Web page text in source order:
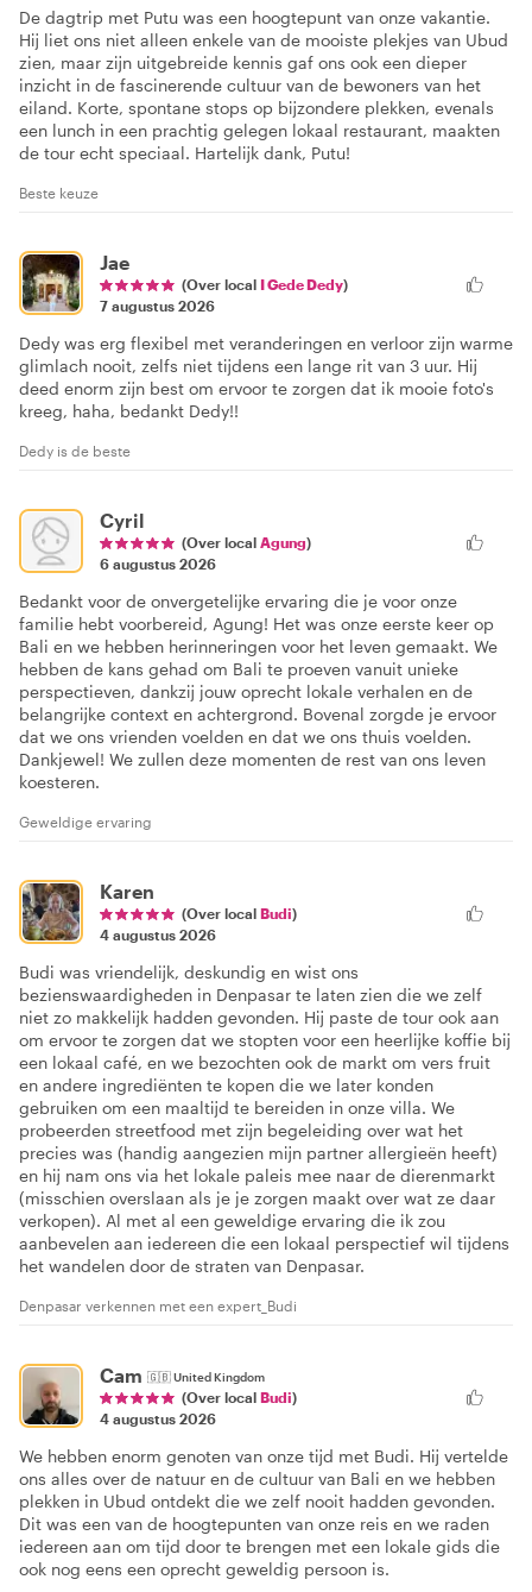
De dagtrip met Putu was een hoogtepunt van onze vakantie.
Hij liet ons niet alleen enkele van de mooiste plekjes van Ubud
zien, maar zijn uitgebreide kennis gaf ons ook een dieper
inzicht in de fascinerende cultuur van de bewoners van het
eiland. Korte, spontane stops op bijzondere plekken, evenals
een lunch in een prachtig gelegen lokaal restaurant, maakten
de tour echt speciaal. Hartelijk dank, Putu!
Beste keuze
Jae
(Over local I Gede Dedy)
7 augustus 2026
Dedy was erg flexibel met veranderingen en verloor zijn warme
glimlach nooit, zelfs niet tijdens een lange rit van 3 uur. Hij
deed enorm zijn best om ervoor te zorgen dat ik mooie foto's
kreeg, haha, bedankt Dedy!!
Dedy is de beste
Cyril
(Over local Agung)
6 augustus 2026
Bedankt voor de onvergetelijke ervaring die je voor onze
familie hebt voorbereid, Agung! Het was onze eerste keer op
Bali en we hebben herinneringen voor het leven gemaakt. We
hebben de kans gehad om Bali te proeven vanuit unieke
perspectieven, dankzij jouw oprecht lokale verhalen en de
belangrijke context en achtergrond. Bovenal zorgde je ervoor
dat we ons vrienden voelden en dat we ons thuis voelden.
Dankjewel! We zullen deze momenten de rest van ons leven
koesteren.
Geweldige ervaring
Karen
(Over local Budi)
4 augustus 2026
Budi was vriendelijk, deskundig en wist ons
bezienswaardigheden in Denpasar te laten zien die we zelf
niet zo makkelijk hadden gevonden. Hij paste de tour ook aan
om ervoor te zorgen dat we stopten voor een heerlijke koffie bij
een lokaal café, en we bezochten ook de markt om vers fruit
en andere ingrediënten te kopen die we later konden
gebruiken om een maaltijd te bereiden in onze villa. We
probeerden streetfood met zijn begeleiding over wat het
precies was (handig aangezien mijn partner allergieën heeft)
en hij nam ons via het lokale paleis mee naar de dierenmarkt
(misschien overslaan als je je zorgen maakt over wat ze daar
verkopen). Al met al een geweldige ervaring die ik zou
aanbevelen aan iedereen die een lokaal perspectief wil tijdens
het wandelen door de straten van Denpasar.
Denpasar verkennen met een expert_Budi
Cam 🇬🇧United Kingdom
(Over local Budi)
4 augustus 2026
We hebben enorm genoten van onze tijd met Budi. Hij vertelde
ons alles over de natuur en de cultuur van Bali en we hebben
plekken in Ubud ontdekt die we zelf nooit hadden gevonden.
Dit was een van de hoogtepunten van onze reis en we raden
iedereen aan om tijd door te brengen met een lokale gids die
ook nog eens een oprecht geweldig persoon is.